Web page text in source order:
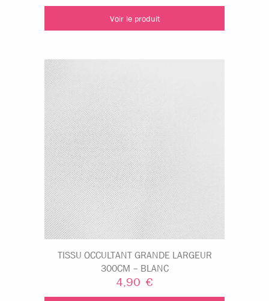
Voir le produit
TISSU OCCULTANT GRANDE LARGEUR
300CM – BLANC
4,90 €